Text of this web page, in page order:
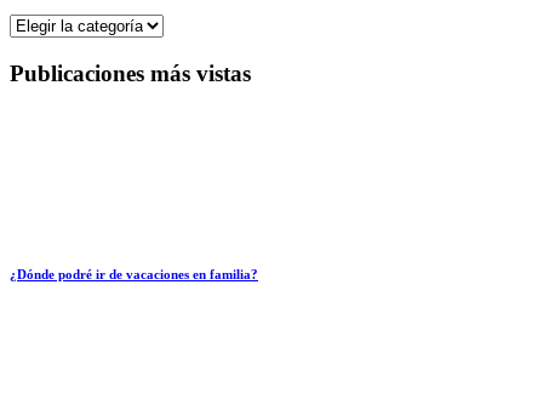
Categorías
Publicaciones más vistas
¿Dónde podré ir de vacaciones en familia?